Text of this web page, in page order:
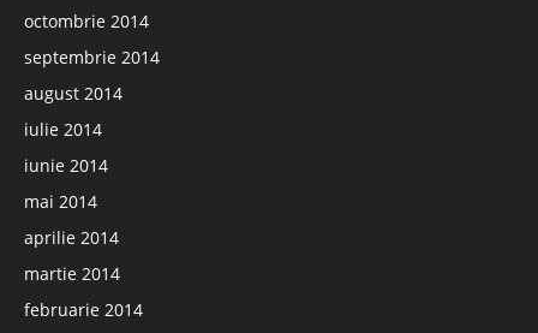
octombrie 2014
septembrie 2014
august 2014
iulie 2014
iunie 2014
mai 2014
aprilie 2014
martie 2014
februarie 2014